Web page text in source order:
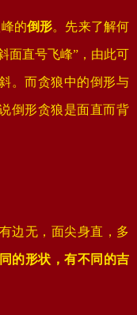
的倒形。先来了解何
面直号飞峰”，由此可
。而贪狼中的倒形与
倒形贪狼是面直而背
边无，面尖身直，多
的形状，有不同的吉